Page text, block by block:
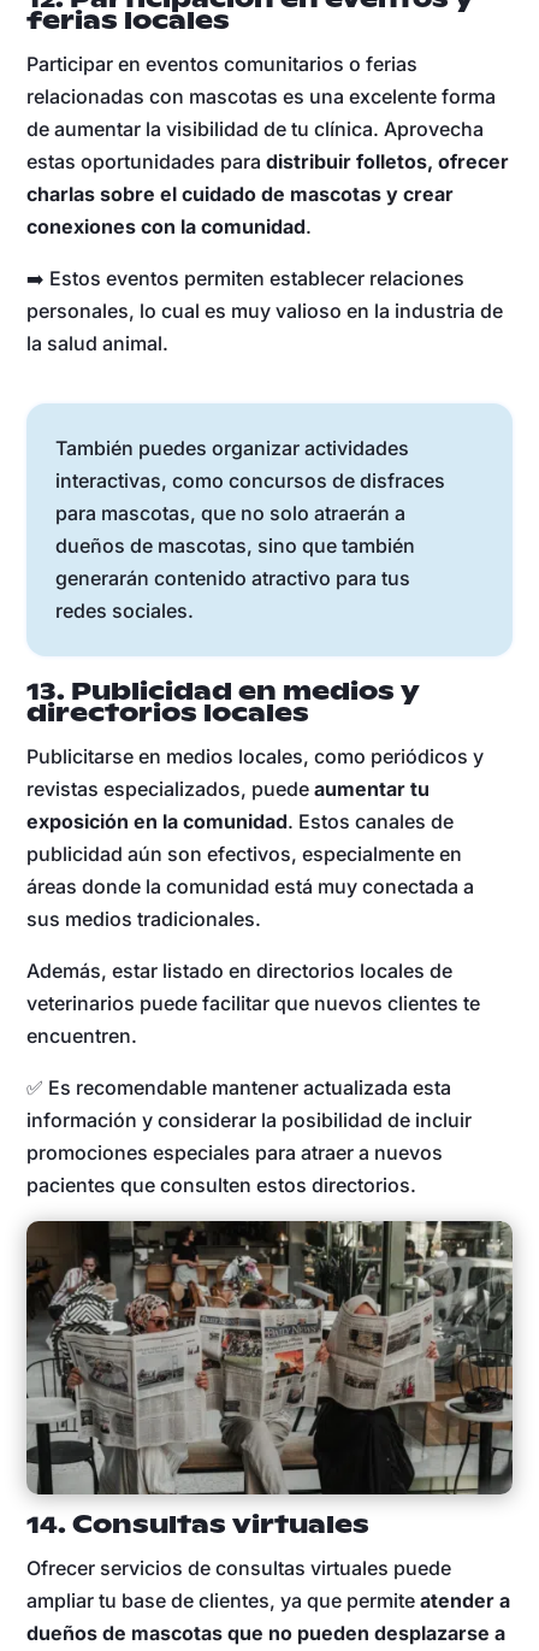
ferias locales
Participar en eventos comunitarios o ferias
relacionadas con mascotas es una excelente forma
de aumentar la visibilidad de tu clínica. Aprovecha
estas oportunidades paradistribuir folletos, ofrecer
charlas sobre el cuidado de mascotas y crear
conexiones con la comunidad.
➡️ Estos eventos permiten establecer relaciones
personales, lo cual es muy valioso en la industria de
la salud animal.
También puedes organizar actividades
interactivas, como concursos de disfraces
para mascotas, que no solo atraerán a
dueños de mascotas, sino que también
generarán contenido atractivo para tus
redes sociales.
13. Publicidad en medios y
directorios locales
Publicitarse en medios locales, como periódicos y
revistas especializados, puedeaumentar tu
exposición en la comunidad. Estos canales de
publicidad aún son efectivos, especialmente en
áreas donde la comunidad está muy conectada a
sus medios tradicionales.
Además, estar listado en directorios locales de
veterinarios puede facilitar que nuevos clientes te
encuentren.
✅ Es recomendable mantener actualizada esta
información y considerar la posibilidad de incluir
promociones especiales para atraer a nuevos
pacientes que consulten estos directorios.
14. Consultas virtuales
Ofrecer servicios de consultas virtuales puede
ampliar tu base de clientes, ya que permiteatender a
dueños de mascotas que no pueden desplazarse a